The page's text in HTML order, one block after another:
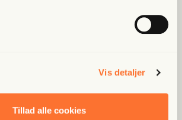
Vis detaljer
Tillad alle cookies
kri­se­
og